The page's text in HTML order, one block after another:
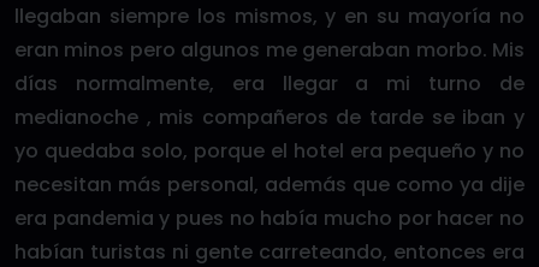
llegaban siempre los mismos, y en su mayoría no
eran minos pero algunos me generaban morbo. Mis
días normalmente, era llegar a mi turno de
medianoche , mis compañeros de tarde se iban y
yo quedaba solo, porque el hotel era pequeño y no
necesitan más personal, además que como ya dije
era pandemia y pues no había mucho por hacer no
habían turistas ni gente carreteando, entonces era